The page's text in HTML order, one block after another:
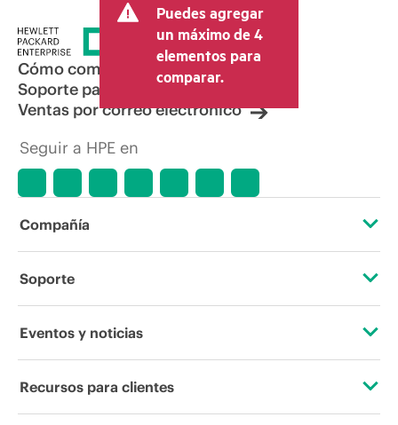
otros conceptos, como los impuestos a
la venta, el IVA y el envío. El precio de la
transacción que establece el distribuidor
puede variar con respecto a otros
distribuidores y al precio indicativo
mostrado. El precio indicativo puede
incluir ofertas promocionales por tiempo
hacer ajustes de precios en cualquier
condiciones del mercado,
promociones de fin de la vida útil y
Puedes agregar
un máximo de 4
elementos para
comparar.
Cómo comprar
Soporte para productos
Ventas por correo electrónico
Seguir a HPE en
Compañía
Acerca de HPE
Responsabilidad corporativa
Soporte
Servicios de soporte operativo
Eventos y noticias
Eventos
Recursos para clientes